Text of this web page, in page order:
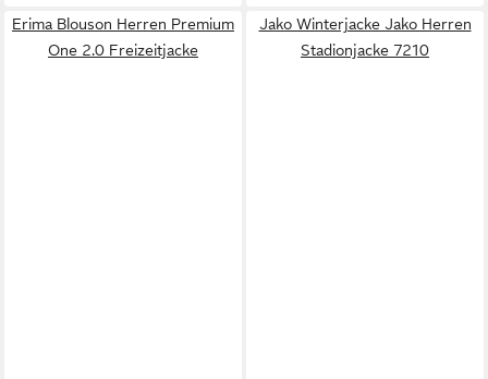
Erima Blouson Herren Premium
One 2.0 Freizeitjacke
Jako Winterjacke Jako Herren
Stadionjacke 7210